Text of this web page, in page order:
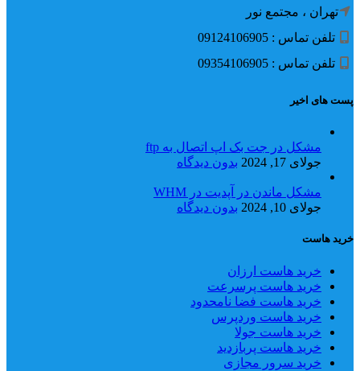
تهران ، مجتمع نور
تلفن تماس : 09124106905
تلفن تماس : 09354106905
پست های اخیر
مشکل در جت بک اپ اتصال به ftp
جولای 17, 2024
بدون دیدگاه
مشکل ماندن در آپدیت در WHM
جولای 10, 2024
بدون دیدگاه
خرید هاست
خرید هاست ارزان
خرید هاست پرسرعت
خرید هاست فضا نامحدود
خرید هاست وردپرس
خرید هاست جولا
خرید هاست پربازدید
خرید سرور مجازی